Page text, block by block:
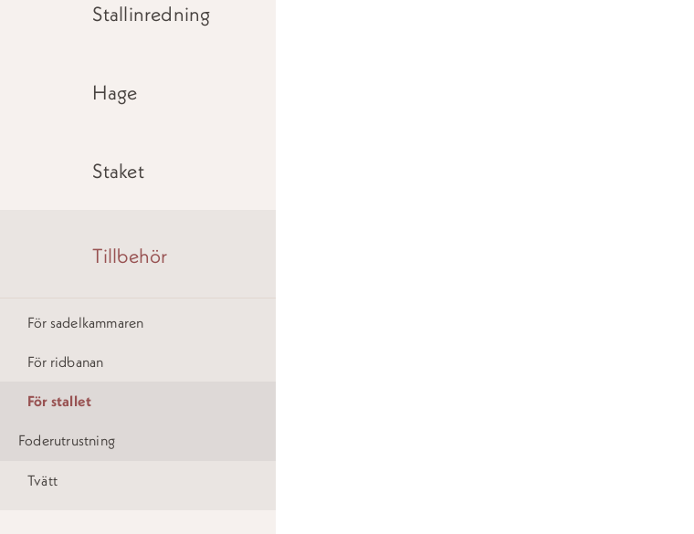
Stallinredning
Hage
Staket
Tillbehör
För sadelkammaren
För ridbanan
För stallet
Foderutrustning
Tvätt